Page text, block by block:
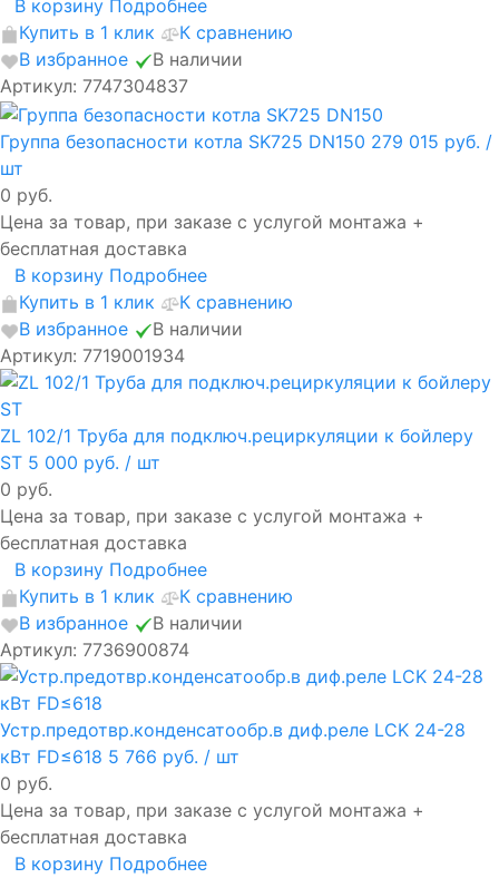
В корзину Подробнее
Купить в 1 клик
К сравнению
В избранное
В наличии
Артикул: 7747304837
Группа безопасности котла SK725 DN150 279 015 руб. /
шт
0 руб.
Цена за товар, при заказе с услугой монтажа +
бесплатная доставка
В корзину Подробнее
Купить в 1 клик
К сравнению
В избранное
В наличии
Артикул: 7719001934
ZL 102/1 Труба для подключ.рециркуляции к бойлеру
ST 5 000 руб. / шт
0 руб.
Цена за товар, при заказе с услугой монтажа +
бесплатная доставка
В корзину Подробнее
Купить в 1 клик
К сравнению
В избранное
В наличии
Артикул: 7736900874
Устр.предотвр.конденсатообр.в диф.реле LCK 24-28
кВт FD≤618 5 766 руб. / шт
0 руб.
Цена за товар, при заказе с услугой монтажа +
бесплатная доставка
В корзину Подробнее